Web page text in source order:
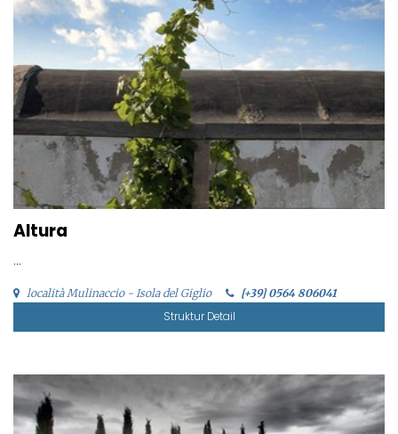
Altura
...
località Mulinaccio - Isola del Giglio [+39] 0564 806041
Struktur Detail